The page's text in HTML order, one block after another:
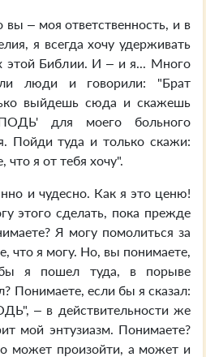
вы – моя ответственность, и в
я всегда хочу удерживать
этой Библии. И – и я... Много
люди и говорили: "Брат
выйдешь сюда и скажешь
для моего больного
Пойди туда и только скажи:
что я от тебя хочу".
и чудесно. Как я это ценю!
этого сделать, пока прежде
Я могу помолиться за
что я могу. Но, вы понимаете,
я пошел туда, в порыве
Понимаете, если бы я сказал:
– в действительности же
мой энтузиазм. Понимаете?
может произойти, а может и